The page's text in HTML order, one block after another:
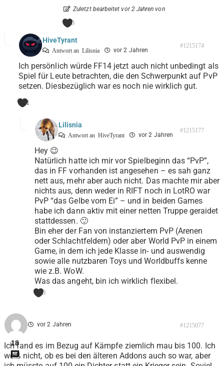
Zuletzt bearbeitet vor 2 Jahren von
0
HiveTyrant
Antwort an Lilisnia vor 2 Jahren
#1215174
Ich persönlich würde FF14 jetzt auch nicht unbedingt als
Spiel für Leute betrachten, die den Schwerpunkt auf PvP
setzen. Diesbezüglich war es noch nie wirklich gut.
1
Lilisnia
Antwort an HiveTyrant vor 2 Jahren
#1215177
Hey 😉
Natürlich hatte ich mir vor Spielbeginn das “PvP”,
das in FF vorhanden ist angesehen – es sah ganz
nett aus, mehr aber auch nicht. Das machte mir aber
nichts aus, denn weder in RIFT noch in LotRO war
PvP “das Gelbe vom Ei” – und in beiden Games
habe ich dann aktiv mit einer netten Truppe geraidet
stattdessen. 🙂
Bin eher der Fan von instanziertem PvP (Arenen
oder Schlachtfeldern) oder aber World PvP in einem
Game, in dem ich jede Klasse in- und auswendig
sowie alle nutzbaren Toys und Worldbuffs kenne
wie z.B. WoW.
Was das angeht, bin ich wirklich flexibel.
0
vor 2 Jahren #1215077
Ich fand es im Bezug auf Kämpfe ziemlich mau bis 100. Ich
weiß nicht, ob es bei den älteren Addons auch so war, aber
18